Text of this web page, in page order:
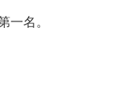
一名。